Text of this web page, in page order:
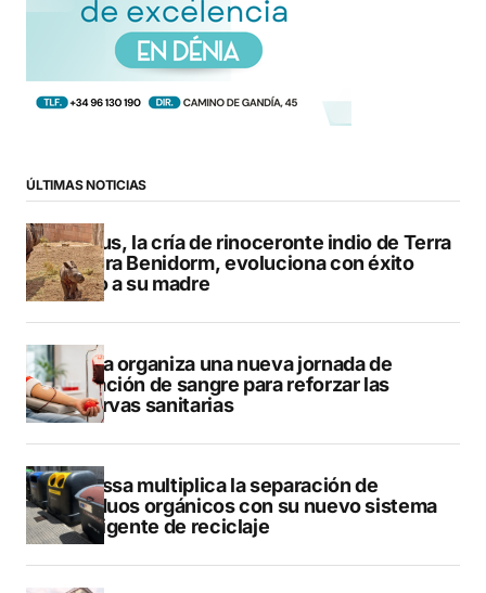
ÚLTIMAS NOTICIAS
Brutus, la cría de rinoceronte indio de Terra
Natura Benidorm, evoluciona con éxito
junto a su madre
Dénia organiza una nueva jornada de
donación de sangre para reforzar las
reservas sanitarias
Benissa multiplica la separación de
residuos orgánicos con su nuevo sistema
inteligente de reciclaje